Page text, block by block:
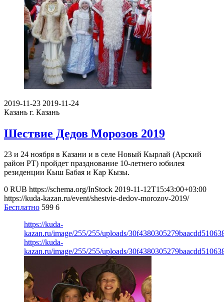
2019-11-23 2019-11-24
Казань г. Казань
Шествие Дедов Морозов 2019
23 и 24 ноября в Казани и в селе Новый Кырлай (Арский
район РТ) пройдет празднование 10-летнего юбилея
резиденции Кыш Бабая и Кар Кызы.
0 RUB https://schema.org/InStock 2019-11-12T15:43:00+03:00
https://kuda-kazan.ru/event/shestvie-dedov-morozov-2019/
Бесплатно 599 6
https://kuda-
kazan.ru/image/255/255/uploads/
https://kuda-
kazan.ru/image/255/255/uploads/